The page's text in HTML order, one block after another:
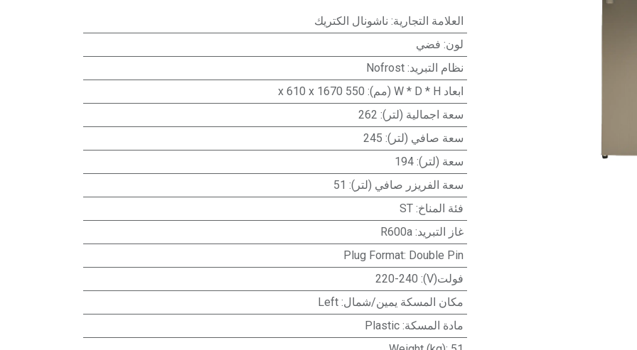
العلامة التجارية: ناشونال الكتريك
لون: فضي
نظام التبريد:
Nofrost
ابعاد W * D * H (مم)
:
550 x 610 x 1670
سعة اجمالية (لتر):
262
سعة صافي (لتر):
245
سعة (لتر):
194
سعة الفريزر صافي (لتر):
51
فئة المناخ:
ST
غاز التبريد:
R600a
Plug Format: Double Pin
فولت(V)
:
220-240
مكان المسكة يمين/شمال:
Left
مادة المسكة:
Plastic